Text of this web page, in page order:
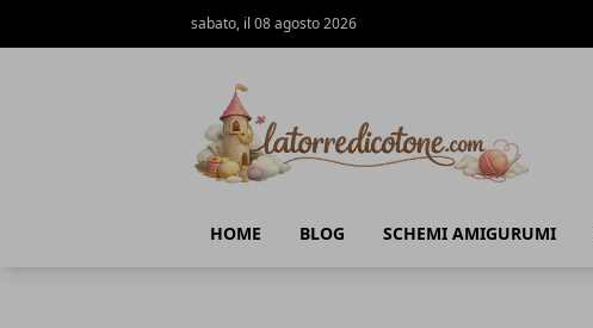
sabato, il 08 agosto 2026
HOME BLOG SCHEMI AMIGURUMI